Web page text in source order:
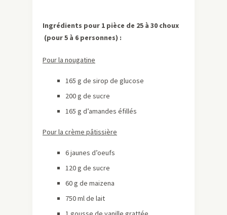
Ingrédients pour 1 pièce de 25 à 30 choux
(pour 5 à 6 personnes) :
Pour la nougatine
165 g de sirop de glucose
200 g de sucre
165 g d’amandes éfillés
Pour la crème pâtissière
6 jaunes d’oeufs
120 g de sucre
60 g de maizena
750 ml de lait